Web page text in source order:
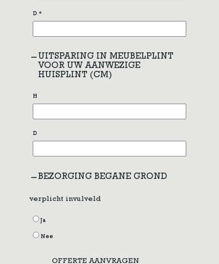
D *
UITSPARING IN MEUBELPLINT
VOOR UW AANWEZIGE
HUISPLINT (CM)
H
D
BEZORGING BEGANE GROND
verplicht invulveld
Ja
Nee
OFFERTE AANVRAGEN